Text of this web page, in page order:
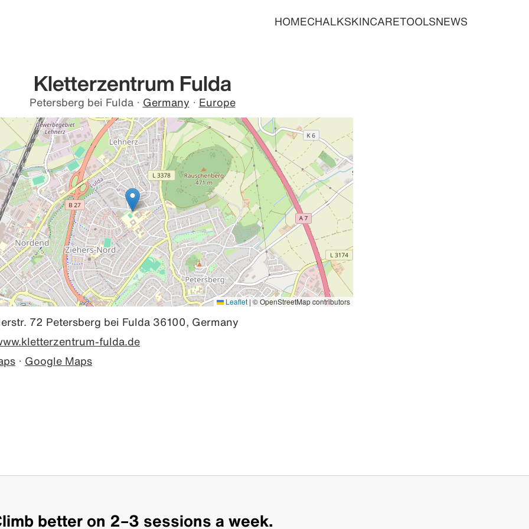
HOMECHALKSKINCARETOOLSNEWS
Kletterzentrum Fulda
Petersberg bei Fulda · Germany · Europe
Leaflet |© OpenStreetMap contributors
72 Petersberg bei Fulda 36100, Germany
fulda.de
· Google Maps
better on 2–3 sessions a week.